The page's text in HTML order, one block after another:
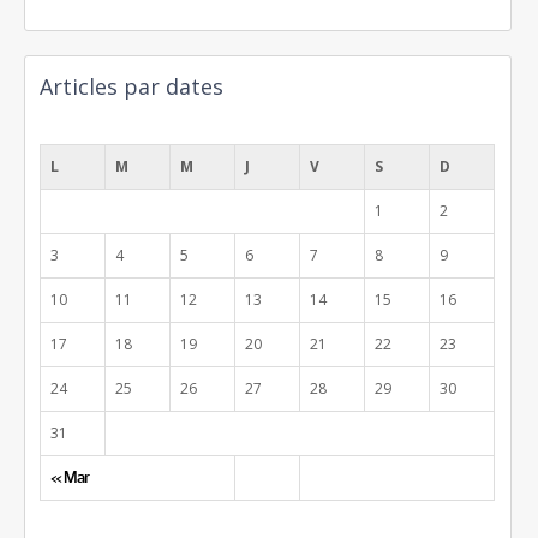
Articles par dates
L M M J V S D
« Mar
1 2
3 4 5 6 7 8 9
10 11 12 13 14 15 16
17 18 19 20 21 22 23
24 25 26 27 28 29 30
31